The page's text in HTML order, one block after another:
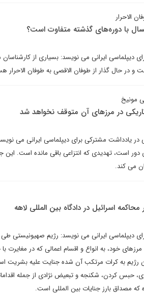
الاحرار
با دوره‌های گذشته متفاوت است؟
در حال گذار از طوفان الاقصی به طوفان الاحرار
مونیخ
در مرزهای آن متوقف نخواهد شد
یادداشت مشترکی برای دیپلماسی ایرانی می
دور است، تهدیدی که انتزاعی باقی مانده است.
می کند.
اسرائیل در دادگاه بین المللی لاهه
دیپلماسی ایرانی می نویسد: رژیم صهیونیستی
خود، به انواع و اقسام اعمالی که در
رژیم به کرات مرتکب آن شده جنایت علیه بشریت
حبس کردن، شکنجه و تبعیض نژادی از جمله
مصداق بارز جنایات بین المللی است.